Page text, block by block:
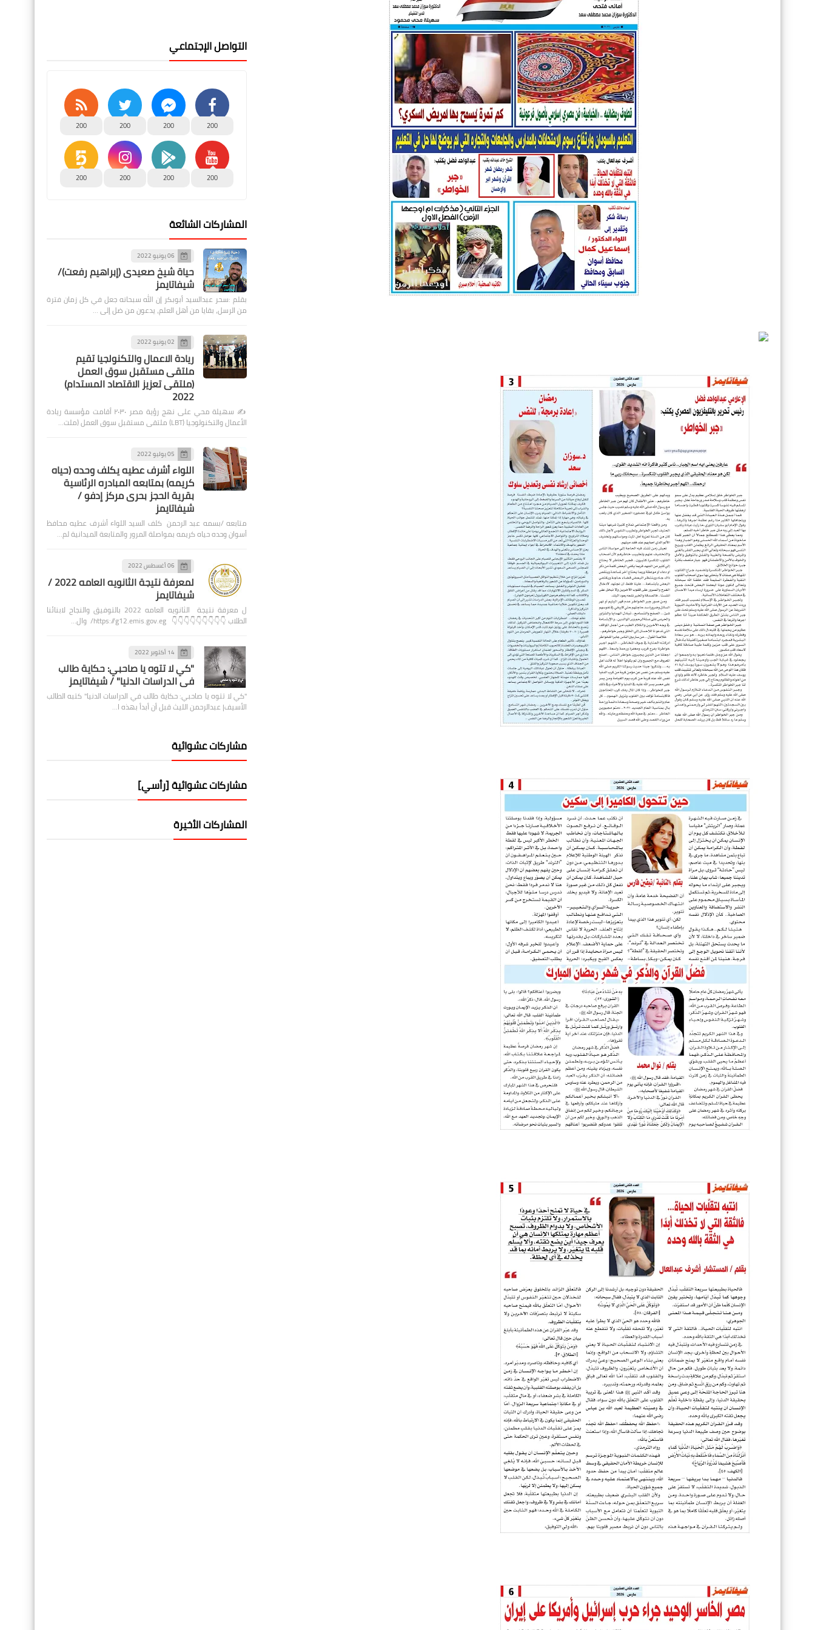
التواصل الإجتماعي
200
200
200
200
200
200
200
200
المشاركات الشائعة
06 يونيو 2022
حياة شيخ صعيدى (إبراهيم رفعت)/
شيفاتايمز
بقلم :سحر عبدالسيد أبوبكر إن الله سبحانه جعل في كل زمان فترة
من الرسل، بقايا من أهل العلم، يدعون من ضل إلى …
02 يونيو 2022
ريادة الاعمال والتكنولجيا تقيم
ملتقى مستقبل سوق العمل
(ملتقى تعزيز الاقتصاد المستدام)
2022
✍️ سهيلة محي على نهج رؤية مصر ٢٠٣٠ أقامت مؤسسة ريادة
الأعمال والتكنولوجيا (LBT) ملتقى مستقبل سوق العمل (ملت…
05 يوليو 2022
اللواء أشرف عطيه يكلف وحده (حياه
كريمه) بمتابعه المبادره الرئاسية
بقرية الحجز بحرى مركز إدفو /
شيفاتايمز
متابعه /بسمه عبد الرحمن كلف السيد اللواء أشرف عطيه محافظ
أسوان وحده حياه كريمه بمواصلة المرور والمتابعة الميدانية لم…
06 أغسطس 2022
لمعرفة نتيجة الثانويه العامه 2022 /
شيفاتايمز
ل معرفة نتيجة الثانويه العامه 2022 بالتوفيق والنجاح لابنائنا
الطلاب 👇👇👇👇👇👇👇👇👇 https://g12.emis.gov.eg/ وال…
14 أكتوبر 2022
"كي لا تتوه يا صاحبي: حكاية طالب
في الدراسات الدنيا" / شيفاتايمز
"كي لا تتوه يا صاحبي: حكاية طالب في الدراسات الدنيا" كتبه الطالب
الأسيف| عبدالرحمن الليث قبل أن أبدأ بهذه ا…
مشاركات عشوائية
مشاركات عشوائية [رأسي]
المشاركات الأخيرة